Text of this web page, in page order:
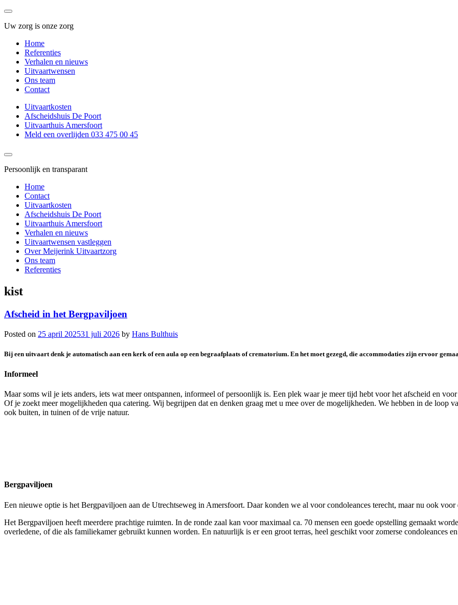
Uw zorg is onze zorg
Home
Referenties
Verhalen en nieuws
Uitvaartwensen
Ons team
Contact
Uitvaartkosten
Afscheidshuis De Poort
Uitvaarthuis Amersfoort
Meld een overlijden 033 475 00 45
Persoonlijk en transparant
Home
Contact
Uitvaartkosten
Afscheidshuis De Poort
Uitvaarthuis Amersfoort
Verhalen en nieuws
Uitvaartwensen vastleggen
Over Meijerink Uitvaartzorg
Ons team
Referenties
kist
Afscheid in het Bergpaviljoen
Posted on 25 april 202531 juli 2026 by Hans Bulthuis
Bij een uitvaart denk je automatisch aan een kerk of een aula op een begraafplaats of crematorium. En het moet gezegd, die accommodaties zijn ervoor
Informeel
Maar soms wil je iets anders, iets wat meer ontspannen, informeel of persoonlijk is. Een plek waar je meer tijd hebt voor het afscheid en
Of je zoekt meer mogelijkheden qua catering. Wij begrijpen dat en denken graag met u mee over de mogelijkheden. We hebben in de loop
ook buiten, in tuinen of de vrije natuur.
Bergpaviljoen
Een nieuwe optie is het Bergpaviljoen aan de Utrechtseweg in Amersfoort. Daar konden we al voor condoleances terecht, maar nu ook
Het Bergpaviljoen heeft meerdere prachtige ruimten. In de ronde zaal kan voor maximaal ca. 70 mensen een goede opstelling gemaakt
overledene, of die als familiekamer gebruikt kunnen worden. En natuurlijk is er een groot terras, heel geschikt voor zomerse condoleances